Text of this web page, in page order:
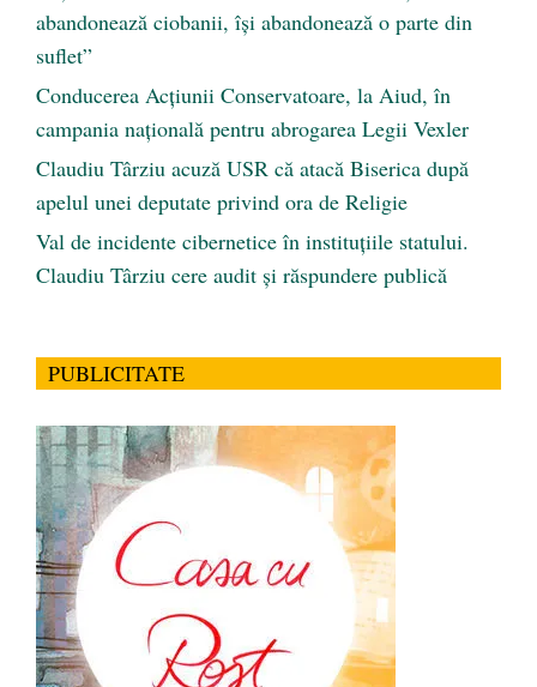
abandonează ciobanii, își abandonează o parte din
suflet”
Conducerea Acțiunii Conservatoare, la Aiud, în
campania națională pentru abrogarea Legii Vexler
Claudiu Târziu acuză USR că atacă Biserica după
apelul unei deputate privind ora de Religie
Val de incidente cibernetice în instituțiile statului.
Claudiu Târziu cere audit și răspundere publică
PUBLICITATE